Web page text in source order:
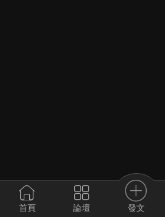
首頁 論壇 發文